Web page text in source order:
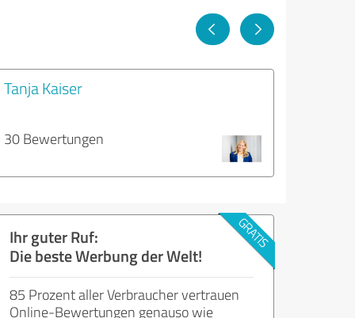
Tanja Kaiser
30 Bewertungen
Ihr guter Ruf:
Die beste Werbung der Welt!
85 Prozent aller Verbraucher vertrauen
Online-Bewertungen genauso wie